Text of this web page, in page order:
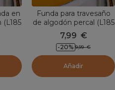
en
(L185
Funda para travesaño
de algodón percal (L185
cm) Cali Amarillo
mostaza
7,99 €
-20% 9,99 €
Añadir